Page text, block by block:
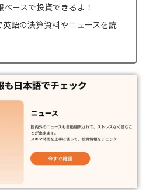
ースで投資できるよ！
英語の決算資料やニュースを読